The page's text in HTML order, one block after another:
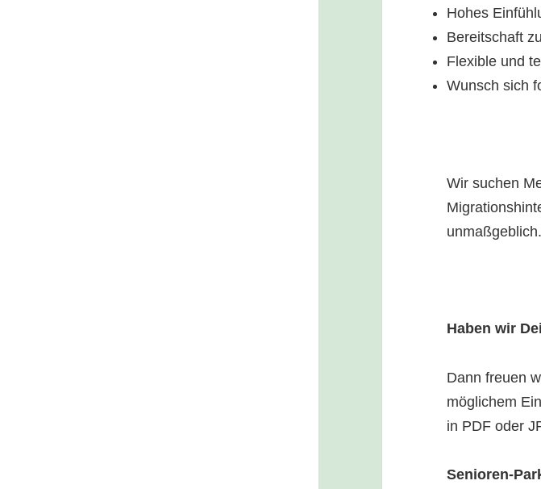
Hohes
Bereitschaft
Flexible und
Wunsch sich
Wir suchen
unmaßgeblich.
Haben wir
Dann freuen
möglichem
in PDF oder
Senioren-